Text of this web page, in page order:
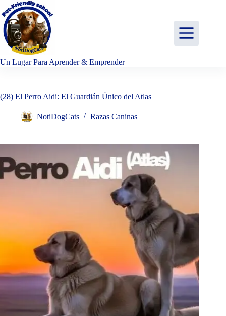
Saltar
al
contenido
Un Lugar Para Aprender & Emprender
(28) El Perro Aidi: El Guardián Único del Atlas
NotiDogCats Razas Caninas